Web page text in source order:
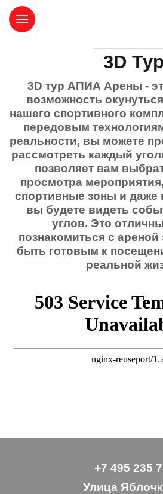
3D Тур
3D тур АПИА Арены -
возможность
нашего спортивного
передовым
реальности, вы можете
рассмотреть каждый
позволяет вам
просмотра
спортивные зоны и даже
вы будете видеть
углов. Это
познакомиться с ареной
быть готовым к
реальной
+7 495 235
Улица